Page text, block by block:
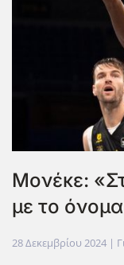
Μονέκε:
με το
28 Δεκεμβρίου 2024 |